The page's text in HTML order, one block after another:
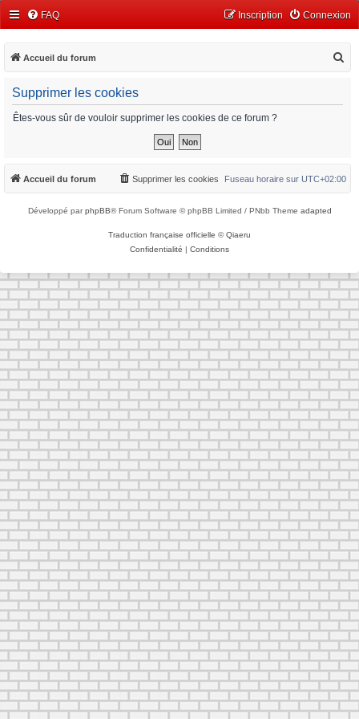
FAQ Connexion
Inscription
Accueil du forum
h
Supprimer les cookies
Êtes-vous sûr de vouloir supprimer les cookies de ce forum ?
Accueil du forum Fuseau horaire sur UTC+02:00
Supprimer les cookies
Développé parphpBB® Forum Software © phpBB Limited / PNbb Theme adapted
Traduction française officielle ©Qiaeru
Confidentialité | Conditions